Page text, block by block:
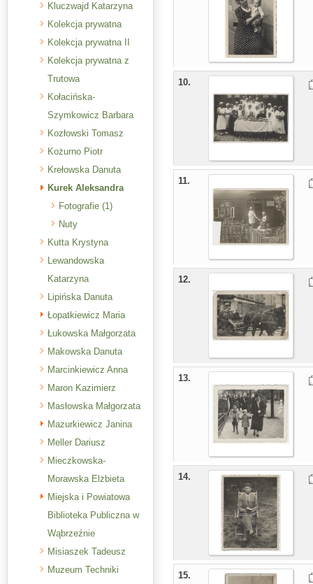
Kluczwajd Katarzyna
Kolekcja prywatna
Kolekcja prywatna II
Kolekcja prywatna z
Trutowa
Kołacińska-
Szymkowicz Barbara
Kozłowski Tomasz
Kożurno Piotr
Krełowska Danuta
Kurek Aleksandra
Fotografie (1)
Nuty
Kutta Krystyna
Lewandowska
Katarzyna
Lipińska Danuta
Łopatkiewicz Maria
Łukowska Małgorzata
Makowska Danuta
Marcinkiewicz Anna
Maron Kazimierz
Masłowska Małgorzata
Mazurkiewicz Janina
Meller Dariusz
Mieczkowska-
Morawska Elżbieta
Miejska i Powiatowa
Biblioteka Publiczna w
Wąbrzeźnie
Misiaszek Tadeusz
Muzeum Techniki
10.
11.
12.
13.
14.
15.